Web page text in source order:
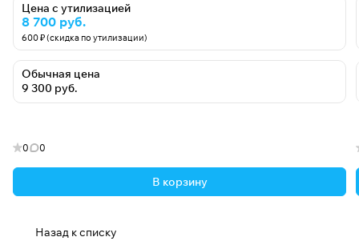
Цена с утилизацией
8 700 руб.
600 ₽ (скидка по утилизации)
Обычная цена
9 300 руб.
0 0
В корзину
Назад к списку